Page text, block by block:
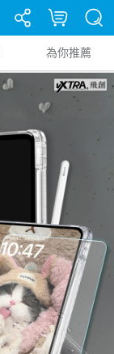
為你推薦